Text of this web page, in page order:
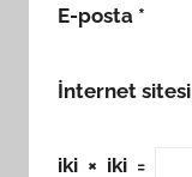
E-posta *
İnternet sitesi
iki × iki =